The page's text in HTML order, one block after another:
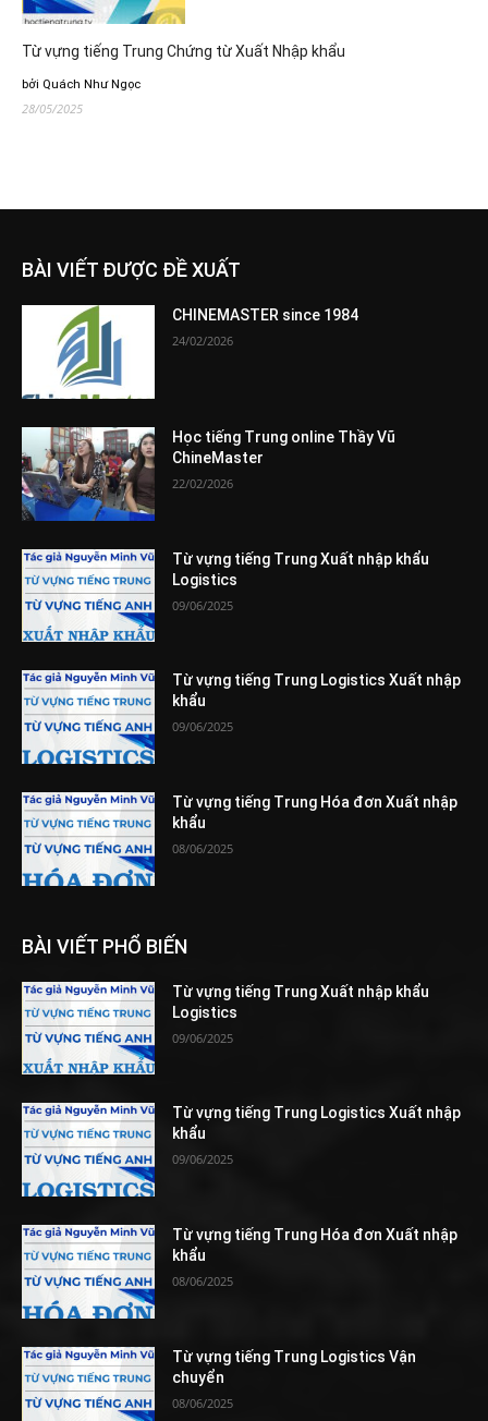
Từ vựng tiếng Trung Chứng từ Xuất Nhập khẩu
bởi Quách Như Ngọc
28/05/2025
BÀI VIẾT ĐƯỢC ĐỀ XUẤT
CHINEMASTER since 1984
24/02/2026
Học tiếng Trung online Thầy Vũ
ChineMaster
22/02/2026
Từ vựng tiếng Trung Xuất nhập khẩu
Logistics
09/06/2025
Từ vựng tiếng Trung Logistics Xuất nhập
khẩu
09/06/2025
Từ vựng tiếng Trung Hóa đơn Xuất nhập
khẩu
08/06/2025
BÀI VIẾT PHỔ BIẾN
Từ vựng tiếng Trung Xuất nhập khẩu
Logistics
09/06/2025
Từ vựng tiếng Trung Logistics Xuất nhập
khẩu
09/06/2025
Từ vựng tiếng Trung Hóa đơn Xuất nhập
khẩu
08/06/2025
Từ vựng tiếng Trung Logistics Vận
chuyển
08/06/2025